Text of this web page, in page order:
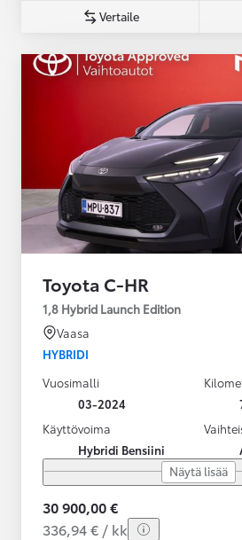
Vertaile
Toyota C-HR
1,8 Hybrid Launch Edition
Vaasa
HYBRIDI
Vuosimalli
03-2024
Käyttövoima
Hybridi Bensiini
Näytä lisää
30 900,00 €
336,94 € / kk